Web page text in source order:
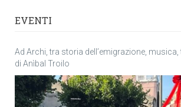
EVENTI
Ad Archi, tra storia dell’emigrazione,
di Anìbal Troilo